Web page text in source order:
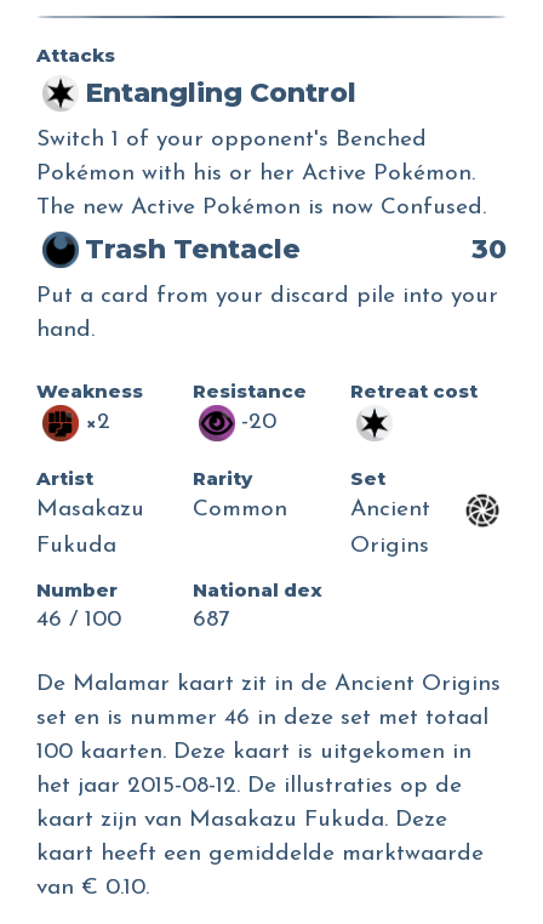
Attacks
Entangling Control
Switch 1 of your opponent's Benched
Pokémon with his or her Active Pokémon.
The new Active Pokémon is now Confused.
Trash Tentacle 30
Put a card from your discard pile into your
hand.
Weakness
×2
Resistance
-20
Retreat cost
Artist
Masakazu
Fukuda
Rarity
Common
Set
Ancient
Origins
Number
46 / 100
National dex
687
De Malamar kaart zit in de Ancient Origins
set en is nummer 46 in deze set met totaal
100 kaarten. Deze kaart is uitgekomen in
het jaar 2015-08-12. De illustraties op de
kaart zijn van Masakazu Fukuda. Deze
kaart heeft een gemiddelde marktwaarde
van € 0.10.